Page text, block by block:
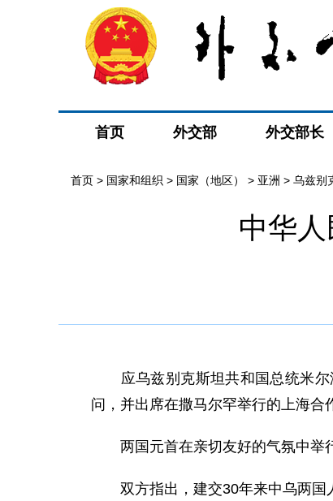
首页 外交部 外交部长
首页 > 国家和组织 > 国家（地区） > 亚洲 > 乌兹别
中华
应乌兹别克斯坦共和国总统米尔
问，并出席在撒马尔罕举行的上海合
两国元首在亲切友好的气氛中举行
双方指出，建交30年来中乌两国人